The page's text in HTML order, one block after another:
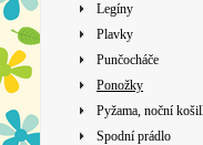
Legíny
Plavky
Punčocháče
Ponožky
Pyžama, noční
Spodní prádlo